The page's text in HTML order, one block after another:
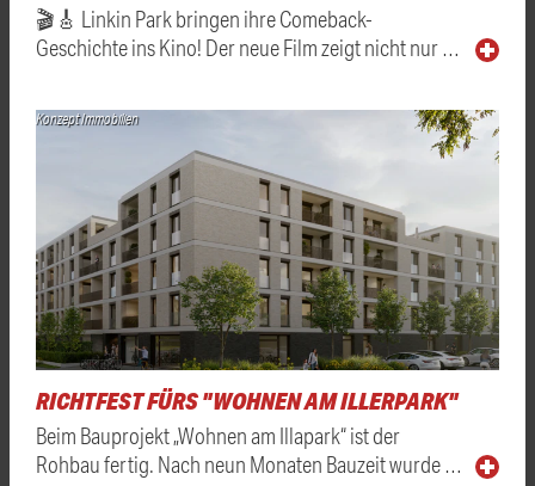
🎬🎸 Linkin Park bringen ihre Comeback-
Geschichte ins Kino! Der neue Film zeigt nicht nur …
Konzept Immobilien
RICHTFEST FÜRS "WOHNEN AM ILLERPARK"
Beim Bauprojekt „Wohnen am Illapark“ ist der
Rohbau fertig. Nach neun Monaten Bauzeit wurde …